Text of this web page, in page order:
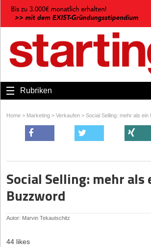
Rubriken
Home > Marketing > Verkaufen > Social Selling: mehr als
Social Selling: mehr als
Buzzword
Autor: Marvin Tekautschitz
44 likes